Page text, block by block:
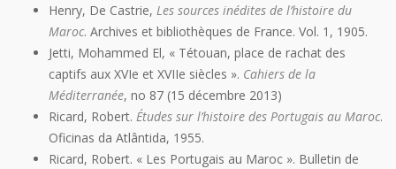
Henry, De Castrie, Les sources inédites de l’histoire du
Maroc. Archives et bibliothèques de France. Vol. 1, 1905.
Jetti, Mohammed El, « Tétouan, place de rachat des
captifs aux XVIe et XVIIe siècles ». Cahiers de la
Méditerranée, no 87 (15 décembre 2013)
Ricard, Robert. Études sur l’histoire des Portugais au Maroc.
Oficinas da Atlântida, 1955.
Ricard, Robert. « Les Portugais au Maroc ». Bulletin de